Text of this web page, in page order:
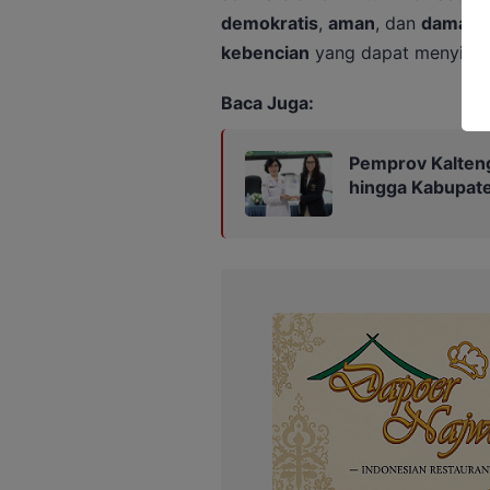
demokratis, aman, dan damai
kebencian yang dapat
Baca Juga:
Pemprov
hingga